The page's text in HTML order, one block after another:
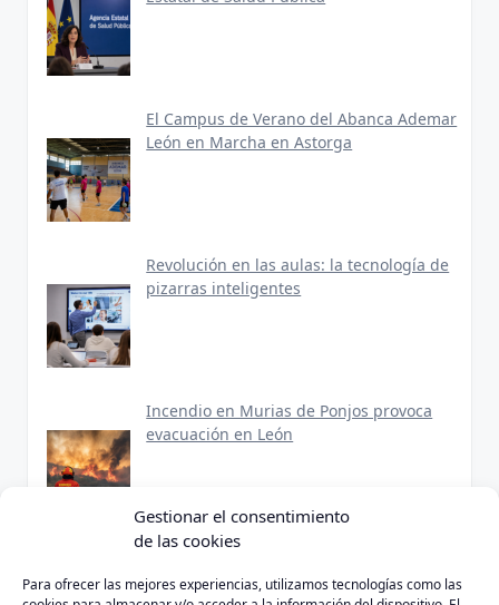
Gestionar el consentimiento
de las cookies
Para ofrecer las mejores experiencias, utilizamos tecnologías como las
El Campus de Verano del Abanca Ademar
León en Marcha en Astorga
Revolución en las aulas: la tecnología de
pizarras inteligentes
Incendio en Murias de Ponjos provoca
evacuación en León